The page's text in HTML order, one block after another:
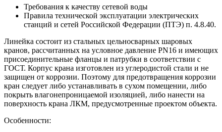
Требования к качеству сетевой воды
Правила технической эксплуатации электрических
станций и сетей Российской Федерации (ПТЭ) п. 4.8.40.
Линейка состоит из стальных цельносварных шаровых
кранов, рассчитанных на условное давление PN16 и имеющих
присоединительные фланцы и патрубки в соответствии с
ГОСТ. Корпус крана изготовлен из углеродистой стали и не
защищен от коррозии. Поэтому для предотвращения коррозии
кран следует либо устанавливать в сухом помещении, либо
покрыть влагонепроницаемой изоляцией, либо нанести на
поверхность крана ЛКМ, предусмотренные проектом объекта.
Особенности: